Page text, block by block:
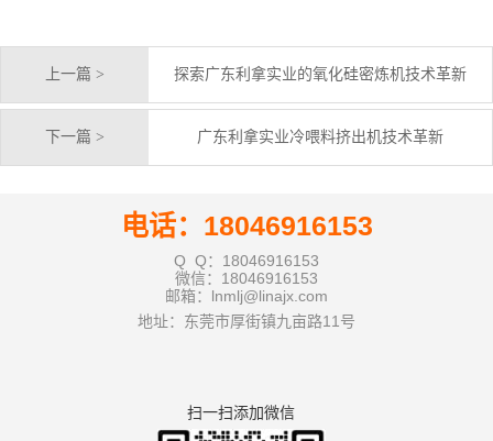
上一篇 > 探索广东利拿实业的氧化硅密炼机技术革新
下一篇 > 广东利拿实业冷喂料挤出机技术革新
电话：18046916153
Q Q：18046916153
微信：18046916153
邮箱：lnmlj@linajx.com
地址：东莞市厚街镇九亩路11号
扫一扫添加微信